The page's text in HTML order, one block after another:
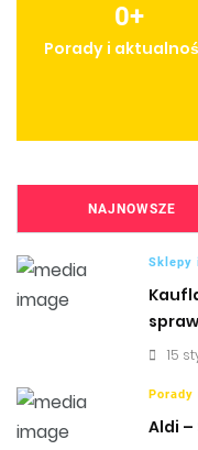
0+
Porady i
NAJNOWSZE
Sklepy
15
Aldi